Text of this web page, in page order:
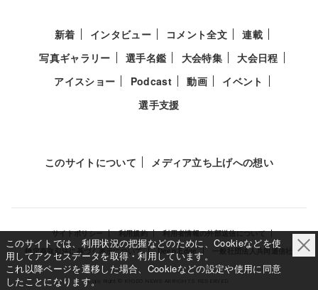
新着 インタビュー コメント全文
連載
写真ギャラリー
選手名鑑 大会特集
大会日程
アイスショー
Podcast 動画
イベント
選手支援
このサイトについて メディア立ち上げへの想い
サイトポリシー 利用規約
利用者情報の外部送信について
特定商取引法に基づく表示について
Deep Edge 一般社団法人共同通信社
Copy Right © KYODO NEWS All RIGHTS RESERVED.
このサイトでは、利用状況の把握などのために、Cookieなどを使
用してアクセスデータを取得・利用しています。
これ以降ページを遷移した場合、Cookieなどの設定や使用に同意
したことになります。